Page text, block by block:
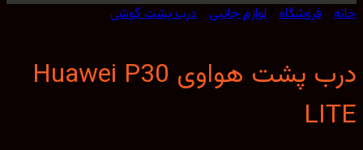
/فروشگاه/لوازم جانبی/درب پشت گوشی
درب پشت هواوی Huawei P30